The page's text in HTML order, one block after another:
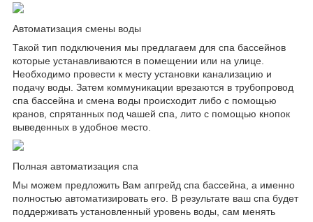
Автоматизация смены воды
Такой тип подключения мы предлагаем для спа бассейнов
которые устанавливаются в помещении или на улице.
Необходимо провести к месту установки канализацию и
подачу воды. Затем коммуникации врезаются в трубопровод
спа бассейна и смена воды происходит либо с помощью
кранов, спрятанных под чашей спа, лито с помощью кнопок
выведенных в удобное место.
Полная автоматизация спа
Мы можем предложить Вам апгрейд спа бассейна, а именно
полностью автоматизировать его. В результате ваш спа будет
поддерживать установленный уровень воды, сам менять